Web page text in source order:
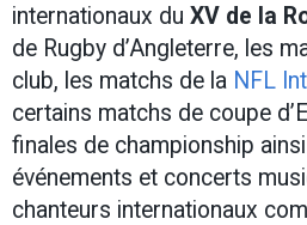
internationaux du XV de la
de Rugby d’Angleterre, les
club, les matchs de la NFL
certains matchs de coupe
finales de championship
événements et concerts
chanteurs internationaux